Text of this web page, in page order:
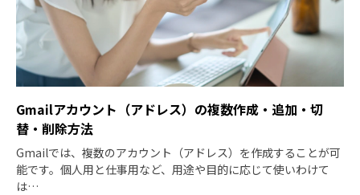
Gmailアカウント（アドレス）の複数作成・追加・切
替・削除方法
Gmailでは、複数のアカウント（アドレス）を作成することが可
能です。個人用と仕事用など、用途や目的に応じて使いわけて
は…